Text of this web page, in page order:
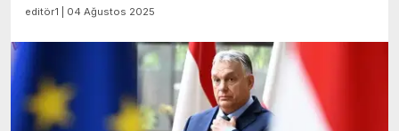
editör1 | 04 Ağustos 2025